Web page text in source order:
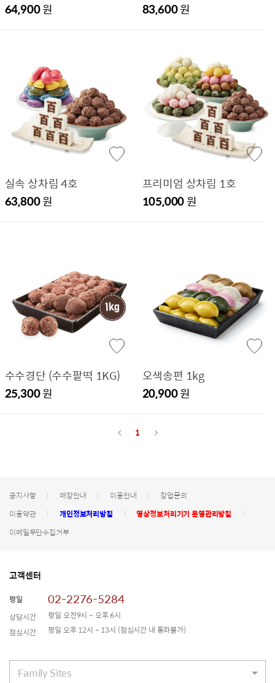
64,900원
83,600원
실속 상차림 4호
63,800원
프리미엄 상차림 1호
105,000원
수수경단 (수수팥떡 1KG)
25,300원
오색송편 1kg
20,900원
1
공지사항 매장안내 이용안내
창업문의
이용약관
개인정보처리방침
영상정보처리기기 운영관리방침
이메일무단수집거부
고객센터
평일
상담시간
점심시간
02-2276-5284
평일 오전9시 ~ 오후 6시
평일 오후 12시 ~ 13시 (점심시간 내 통화불가)
Family Sites